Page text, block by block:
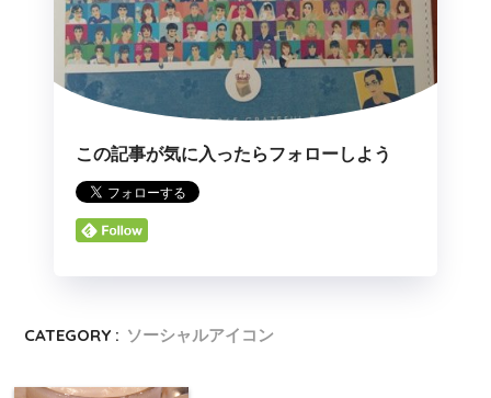
この記事が気に入ったらフォローしよう
CATEGORY : ソーシャルアイコン